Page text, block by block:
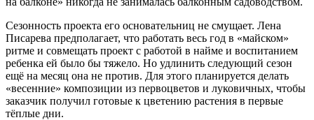
Сезонность проекта его основательниц не смущает. Лена
Писарева предполагает, что работать весь год в «майском»
ритме и совмещать проект с работой в найме и воспитанием
ребенка ей было бы тяжело. Но удлинить следующий сезон
ещё на месяц она не против. Для этого планируется делать
«весенние» композиции из первоцветов и луковичных, чтобы
заказчик получил готовые к цветению растения в первые
тёплые дни.